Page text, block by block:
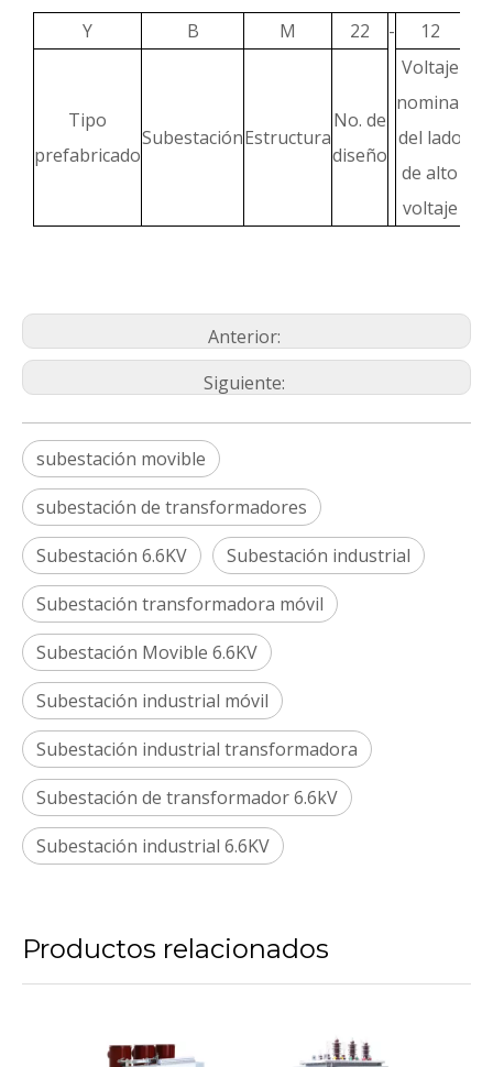
Y B M 22 - 12
Tipo
prefabricado
SubestaciónEstructura
No. de
diseño
Voltaje
nominal
del lado
de alto
voltaje
Anterior:
Siguiente:
subestación movible
subestación de transformadores
Subestación 6.6KV
Subestación industrial
Subestación transformadora móvil
Subestación Movible 6.6KV
Subestación industrial móvil
Subestación industrial transformadora
Subestación de transformador 6.6kV
Subestación industrial 6.6KV
Productos relacionados